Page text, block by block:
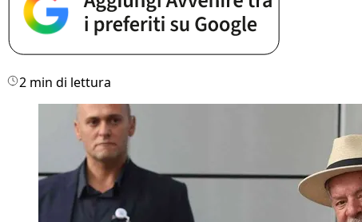
2 min di lettura